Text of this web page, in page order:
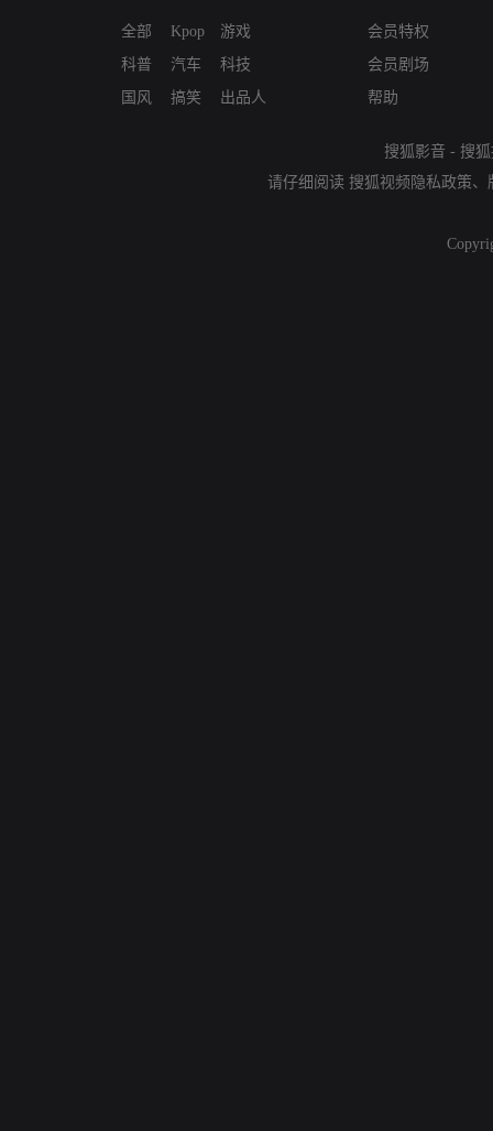
全部
科普
国风
Kpop
汽车
搞笑
游戏
科技
出品人
会员特权
会员剧场
帮助
搜狐影音 - 搜
请仔细阅读 搜狐视频隐私政策、